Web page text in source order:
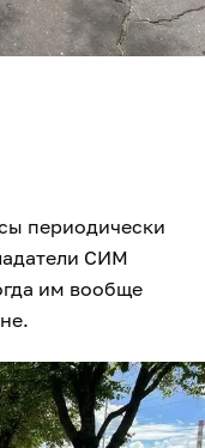
периодически
СИМ
им вообще